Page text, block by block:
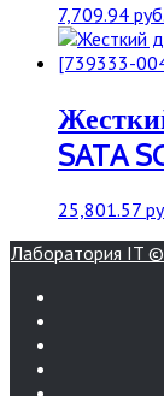
7,709.94 руб.
SATA
25,801.57
Лаборатория IT